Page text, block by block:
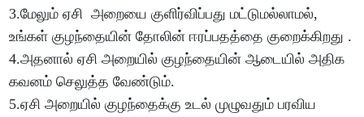
3.மேலும் ஏசி அறையை குளிர்விப்பது மட்டுமல்லாமல்,
உங்கள் குழந்தையின் தோலின் ஈரப்பதத்தை குறைக்கிறது .
4.அதனால் ஏசி அறையில் குழந்தையின் ஆடையில் அதிக
கவனம் செலுத்த வேண்டும்.
5.ஏசி அறையில் குழந்தைக்கு உடல் முழுவதும் பரவிய